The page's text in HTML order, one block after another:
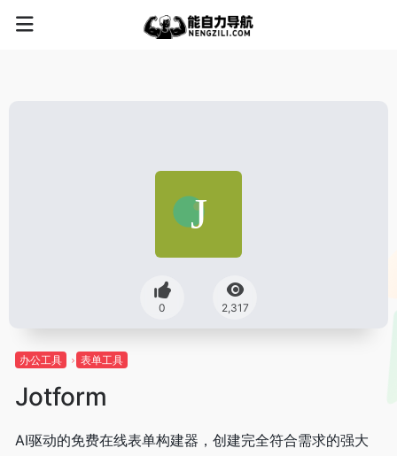
0 2,317
办公工具 表单工具
Jotform
AI驱动的免费在线表单构建器，创建完全符合需求的强大